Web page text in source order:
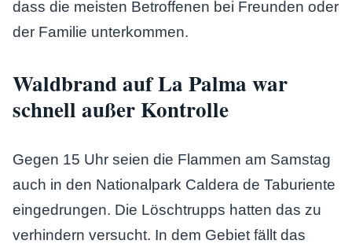
dass die meisten Betroffenen bei Freunden oder
der Familie unterkommen.
Waldbrand auf La Palma war
schnell außer Kontrolle
Gegen 15 Uhr seien die Flammen am Samstag
auch in den Nationalpark Caldera de Taburiente
eingedrungen. Die Löschtrupps hatten das zu
verhindern versucht. In dem Gebiet fällt das